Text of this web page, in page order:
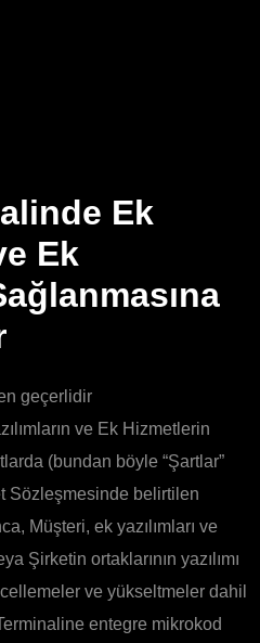
Ek
Ek
geçerlidir
ve Ek Hizmetlerin
(bundan böyle “Şartlar”
Sözleşmesinde belirtilen
Müşteri, ek yazılımları ve
Şirketin ortaklarının yazılımı
ve yükseltmeler dahil
entegre mikrokod